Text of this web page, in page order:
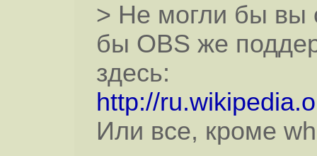
> Не могли бы вы
бы OBS же
здесь:
http://
Или все, кроме